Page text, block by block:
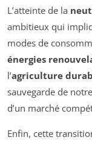
L’atteinte de la
ambitieux qui
modes de
énergies
l’agriculture
sauvegarde de
d’un marché
Enfin, cette